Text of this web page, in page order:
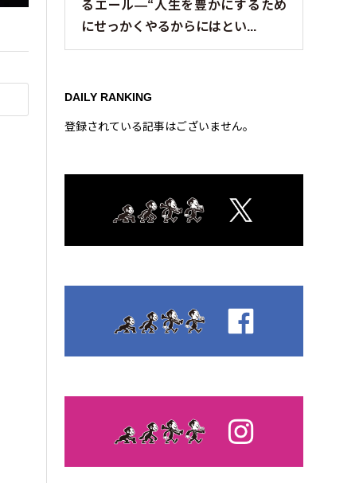
るエール—“人生を豊かにするため
にせっかくやるからにはとい...
DAILY RANKING
登録されている記事はございません。